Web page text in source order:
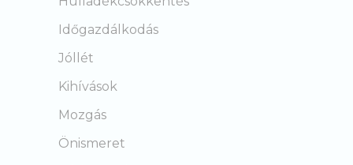
Időgazdálkodás
Jóllét
Kihívások
Mozgás
Önismeret